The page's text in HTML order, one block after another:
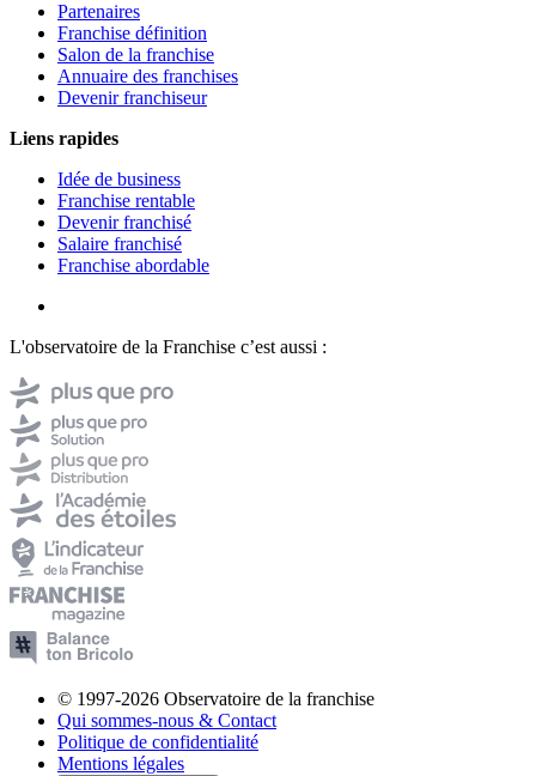
Partenaires
Franchise définition
Salon de la franchise
Annuaire des franchises
Devenir franchiseur
Liens rapides
Idée de business
Franchise rentable
Devenir franchisé
Salaire franchisé
Franchise abordable
L'observatoire de la Franchise c’est aussi :
© 1997-2026 Observatoire de la franchise
Qui sommes-nous & Contact
Politique de confidentialité
Mentions légales